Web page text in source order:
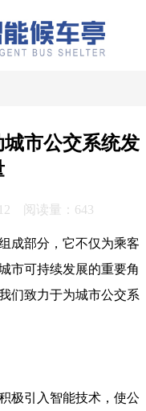
市公交系统发
阅读量：643
成部分，它不仅为乘客
市可持续发展的重要角
们致力于为城市公交系
极引入智能技术，使公